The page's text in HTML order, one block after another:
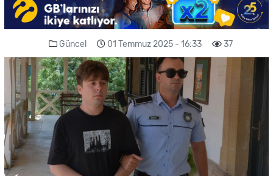
Güncel 01 Temmuz 2025 - 16:33 37